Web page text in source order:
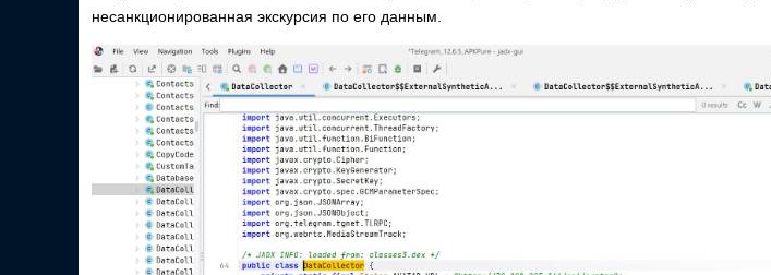
несанкционированная экскурсия по его данным.